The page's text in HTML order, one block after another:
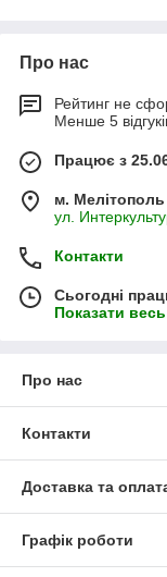
Про нас
Рейтинг не
Менше 5
Працює з
м. Мелітополь
ул.
Контакти
Сьогодні
Показати
Про нас
Контакти
Доставка та
Графік роботи